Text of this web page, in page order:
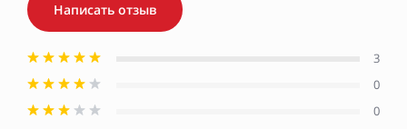
Написать отзыв
3
0
0